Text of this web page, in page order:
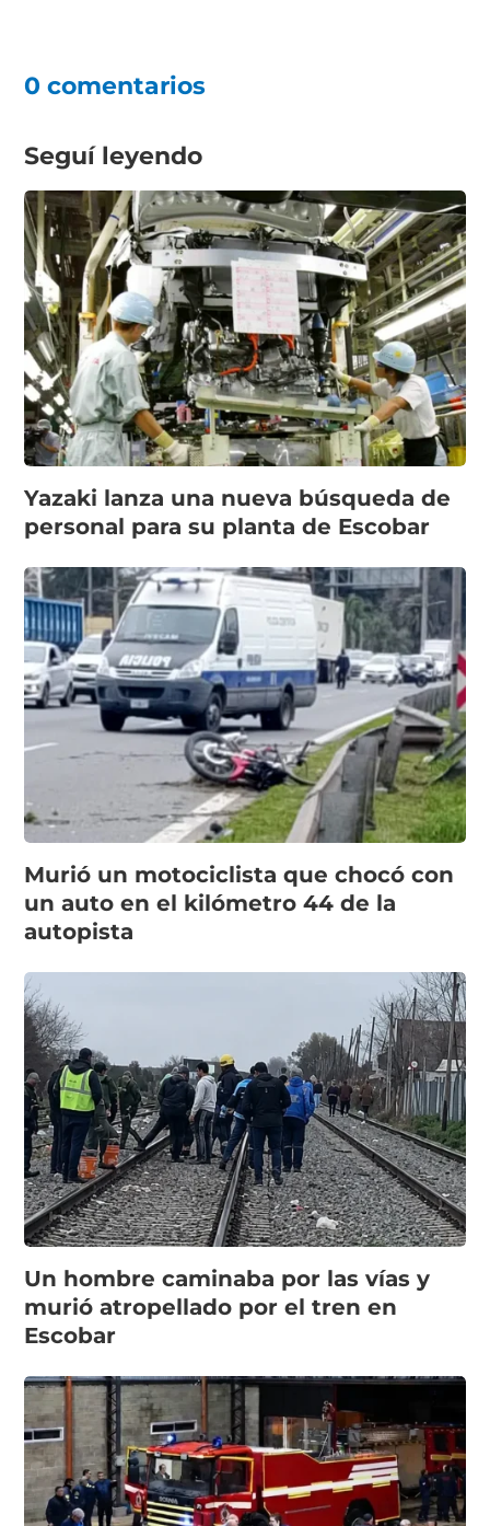
0 comentarios
Seguí leyendo
Yazaki lanza una nueva búsqueda de
personal para su planta de Escobar
Murió un motociclista que chocó con
un auto en el kilómetro 44 de la
autopista
Un hombre caminaba por las vías y
murió atropellado por el tren en
Escobar